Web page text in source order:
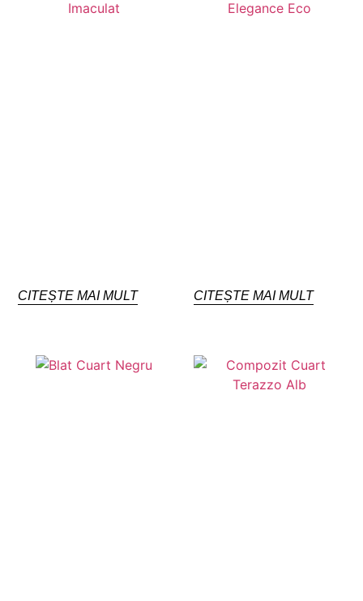
CITEȘTE MAI MULT CITEȘTE MAI MULT